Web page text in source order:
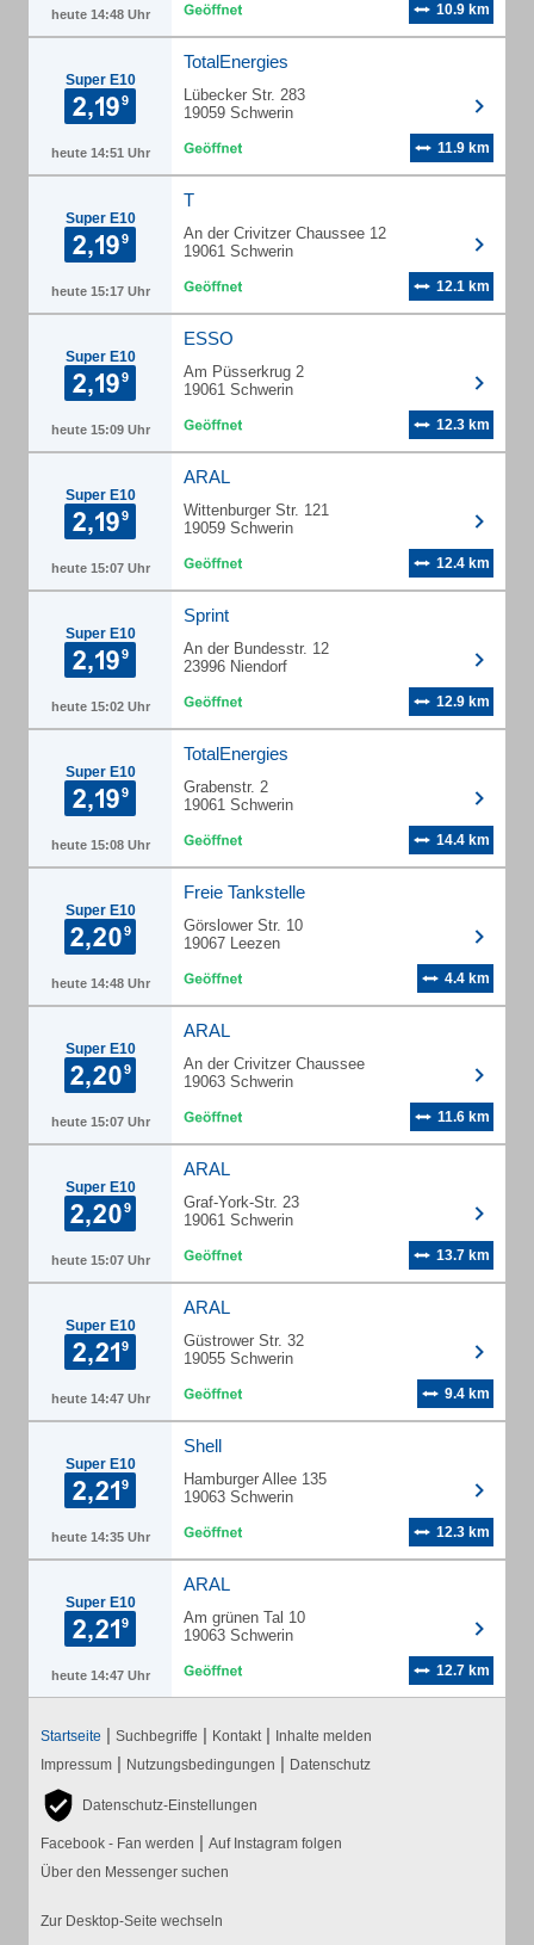
heute 14:48 Uhr 10.9 km
Super E10
heute 14:51 Uhr
TotalEnergies
Lübecker Str. 283
19059 Schwerin
11.9 km
Super E10
heute 15:17 Uhr
T
An der Crivitzer Chaussee 12
19061 Schwerin
12.1 km
Super E10
heute 15:09 Uhr
ESSO
Am Püsserkrug 2
19061 Schwerin
12.3 km
Super E10
heute 15:07 Uhr
ARAL
Wittenburger Str. 121
19059 Schwerin
12.4 km
Super E10
heute 15:02 Uhr
Sprint
An der Bundesstr. 12
23996 Niendorf
12.9 km
Super E10
heute 15:08 Uhr
TotalEnergies
Grabenstr. 2
19061 Schwerin
14.4 km
Super E10
heute 14:48 Uhr
Freie Tankstelle
Görslower Str. 10
19067 Leezen
4.4 km
Super E10
heute 15:07 Uhr
ARAL
An der Crivitzer Chaussee
19063 Schwerin
11.6 km
Super E10
heute 15:07 Uhr
ARAL
Graf-York-Str. 23
19061 Schwerin
13.7 km
Super E10
heute 14:47 Uhr
ARAL
Güstrower Str. 32
19055 Schwerin
9.4 km
Super E10
heute 14:35 Uhr
Shell
Hamburger Allee 135
19063 Schwerin
12.3 km
Super E10
heute 14:47 Uhr
ARAL
Am grünen Tal 10
19063 Schwerin
12.7 km
Startseite | Suchbegriffe | Kontakt | Inhalte melden
Impressum | Nutzungsbedingungen | Datenschutz
Datenschutz-Einstellungen
Facebook - Fan werden | Auf Instagram folgen
Über den Messenger suchen
Zur Desktop-Seite wechseln